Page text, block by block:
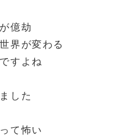
億劫
界が変わる
すよね
した
て怖い